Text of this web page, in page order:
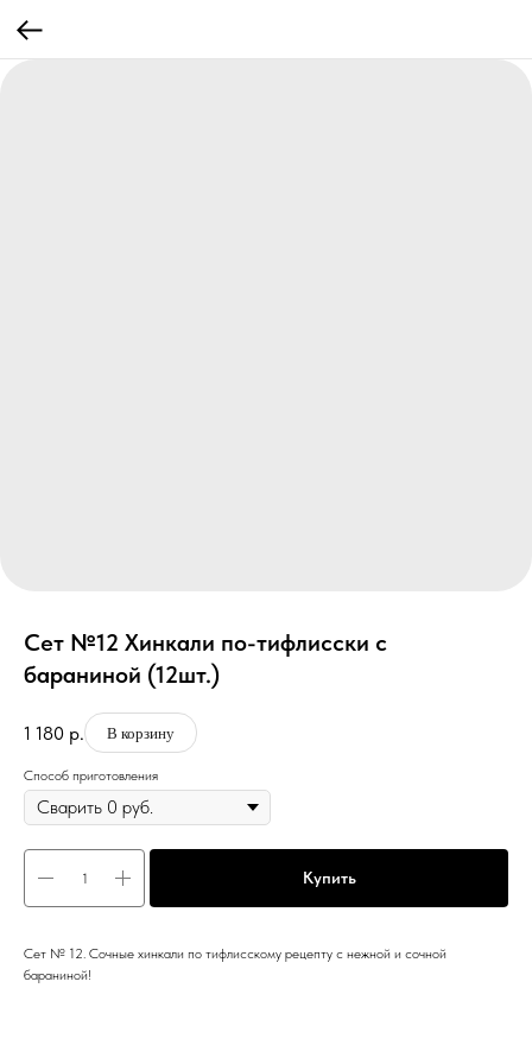
Сет №12 Хинкали по-тифлисски с
бараниной (12шт.)
1 180 р. В корзину
Способ приготовления
Купить
Сет № 12. Сочные хинкали по тифлисскому рецепту с нежной и сочной
бараниной!